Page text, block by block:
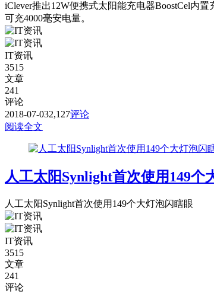
iClever推出12W便携式太阳能充电器BoostCel内
可充4000毫安电量。
IT资讯
3515
文章
241
评论
2018-07-032,127评论
阅读全文
人工太阳Synlight首次使用149个
人工太阳Synlight首次使用149个大灯泡闪瞎眼
IT资讯
3515
文章
241
评论